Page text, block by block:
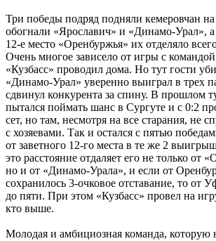
Три победы подряд подняли кемеровчан
обогнали «Ярославич» и «Динамо-Урал»,
12-е место «Оренбуржья» их отделяло
Очень многое зависело от игры с
«Кузбасс» проводил дома. Но тут гости
«Динамо-Урал» уверенно выиграл в трех
сдвинул конкурента за спину. В прошлом
пытался поймать шанс в Сургуте и с 0:2
сет, но там, несмотря на все старания, не
с хозяевами. Так и остался с пятью
от заветного 12-го места в те же 2
это расстояние отдаляет его не только от
но и от «Динамо-Урала», и если от
сохранилось 3-очковое отставание, то от
до пяти. При этом «Кузбасс» провел на
кто выше.
Молодая и амбициозная команда, которую